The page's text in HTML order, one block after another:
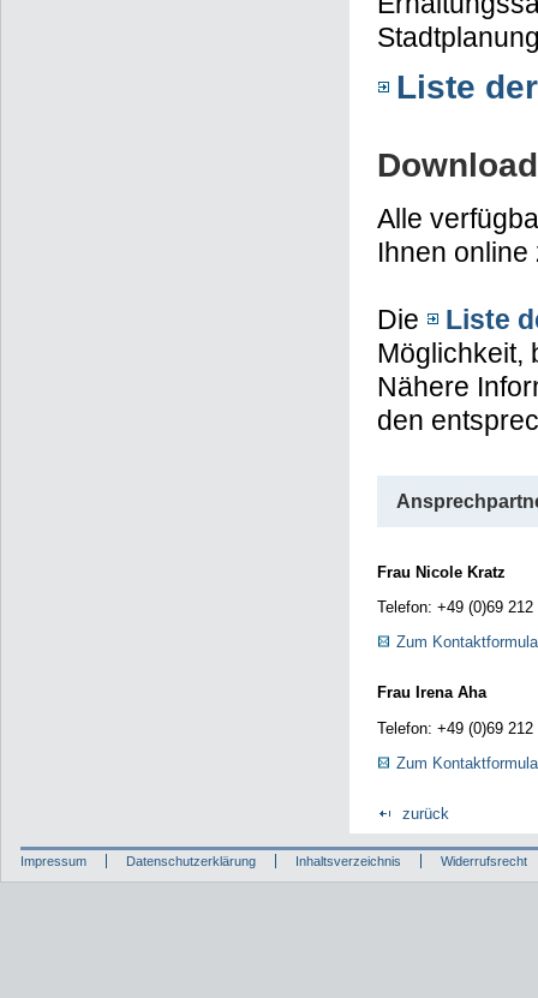
Liste
Download
Alle
Ihnen
Die
Liste
Möglichkeit,
Nähere
den
Frau Nicole Kratz
Telefon: +49 (0)69 212
Zum
Frau Irena Aha
Telefon: +49 (0)69 212
Zum
zurück
Impressum Datenschutzerklärung Inhaltsverzeichnis Widerrufsrecht